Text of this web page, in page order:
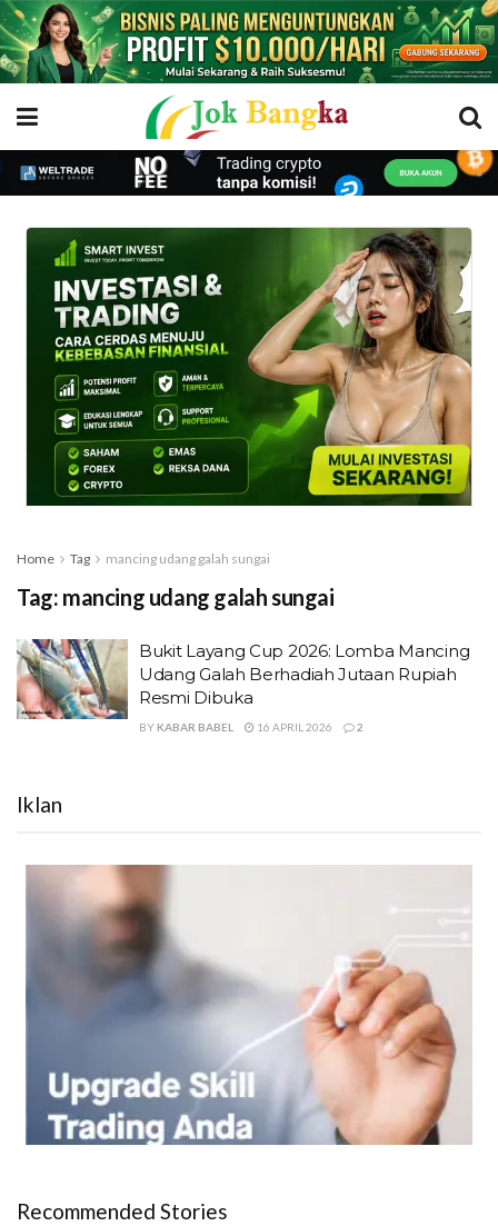
Home Tag mancing udang galah sungai
Tag: mancing udang galah sungai
Bukit Layang Cup 2026: Lomba Mancing
Udang Galah Berhadiah Jutaan Rupiah
Resmi Dibuka
BY KABAR BABEL 16 APRIL 2026 2
Iklan
Recommended Stories